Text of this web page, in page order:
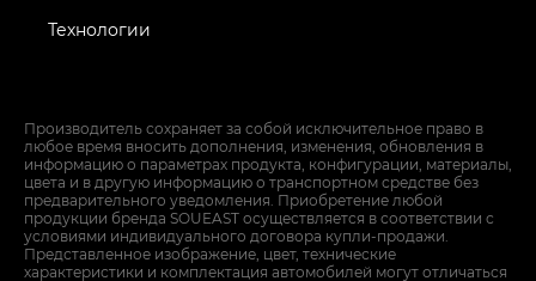
Технологии
Производитель сохраняет за собой исключительное право в
любое время вносить дополнения, изменения, обновления в
информацию о параметрах продукта, конфигурации, материалы,
цвета и в другую информацию о транспортном средстве без
предварительного уведомления. Приобретение любой
продукции бренда SOUEAST осуществляется в соответствии с
условиями индивидуального договора купли-продажи.
Представленное изображение, цвет, технические
характеристики и комплектация автомобилей могут отличаться